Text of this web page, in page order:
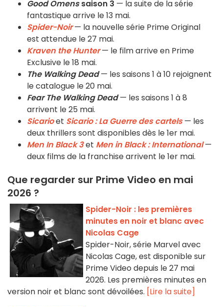
Good Omenssaison 3 — la suite de la série
fantastique arrive le 13 mai.
Spider-Noir— la nouvelle série Prime Original
est attendue le 27 mai.
Kraven the Hunter— le film arrive en Prime
Exclusive le 18 mai.
The Walking Dead— les saisons 1 à 10 rejoignent
le catalogue le 20 mai.
Fear The Walking Dead— les saisons 1 à 8
arrivent le 25 mai.
Sicarioet Sicario : La Guerre des cartels— les
deux thrillers sont disponibles dès le 1er mai.
Men In Black 3et Men in Black : International—
deux films de la franchise arrivent le 1er mai.
Que regarder sur Prime Video en mai
2026 ?
Spider-Noir : les premières
minutes en noir et blanc avec
Nicolas Cage
Spider-Noir, série Marvel avec
Nicolas Cage, est disponible sur
Prime Video depuis le 27 mai
2026. Les premières minutes en
version noir et blanc sont dévoilées. [Lire la suite]